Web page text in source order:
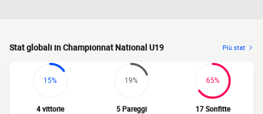
Stat globali in Championnat National U19 Più stat
15%
4 vittorie
19%
5 Pareggi
65%
17 Sonfitte